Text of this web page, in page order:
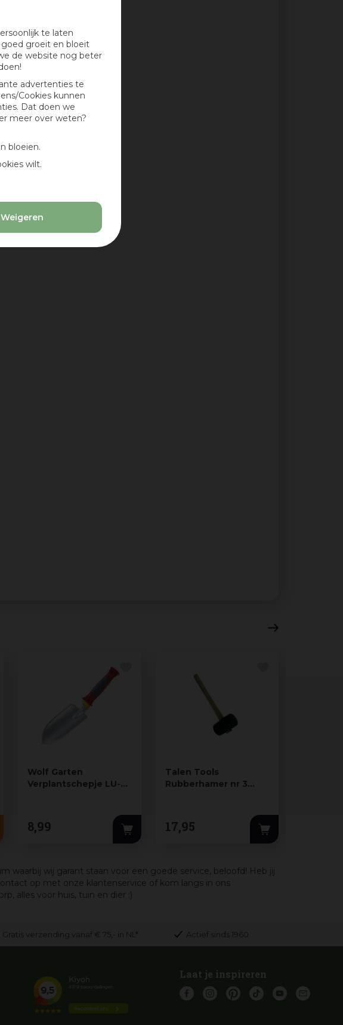
te laten
groeit en bloeit
de website nog beter
advertenties te
Cookies kunnen
Dat doen we
meer over weten?
bloeien.
wilt.
Weigeren
Wolf Garten
Verplantschepje LU-
8,99
Talen Tools
Rubberhamer nr 3
17,95
waarbij wij garant staan voor een goede service, beloofd! Heb jij
op met onze klantenservice of kom langs in ons
alles voor huis, tuin en dier :)
Gratis verzending vanaf € 75,- in NL* Actief sinds 1960
Laat je inspireren